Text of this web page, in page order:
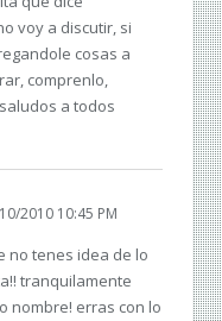
voy a discutir, si
cosas a
comprenlo,
a todos
2010 10:45 PM
no tenes idea de lo
tranquilamente
nombre! erras con lo